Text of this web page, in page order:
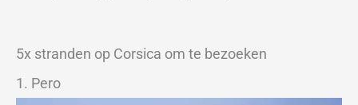
5x stranden op Corsica om te bezoeken
1. Pero